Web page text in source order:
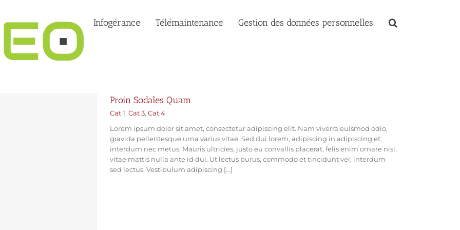
Infogérance Télémaintenance Gestion des données personnelles
Proin Sodales Quam
Cat 1, Cat 3, Cat 4
Lorem ipsum dolor sit amet, consectetur adipiscing elit. Nam viverra euismod odio,
gravida pellentesque urna varius vitae. Sed dui lorem, adipiscing in adipiscing et,
interdum nec metus. Mauris ultricies, justo eu convallis placerat, felis enim ornare nisi,
vitae mattis nulla ante id dui. Ut lectus purus, commodo et tincidunt vel, interdum
sed lectus. Vestibulum adipiscing [...]